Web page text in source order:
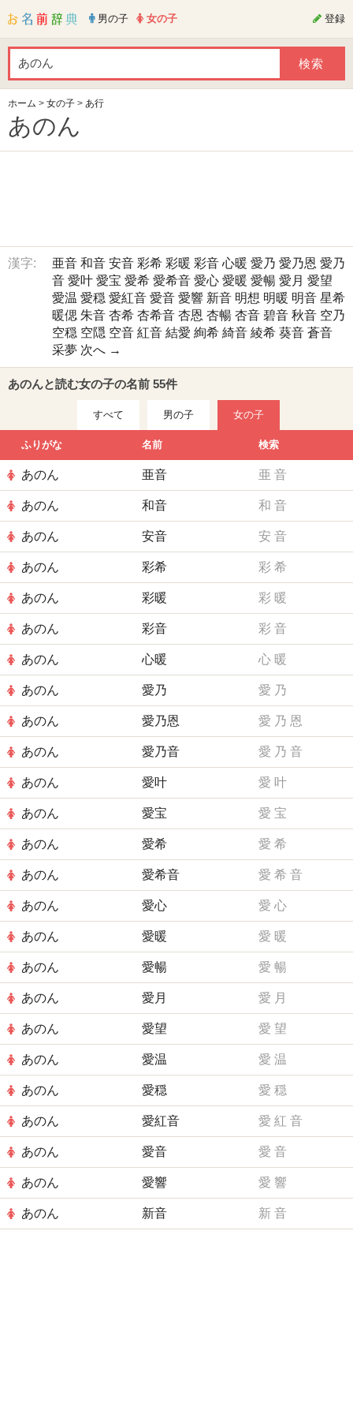
男の子 女の子 登録
ホーム > 女の子 > あ行
あのん
漢字: 亜音 和音 安音 彩希 彩暖 彩音 心暖 愛乃 愛乃恩 愛乃
音 愛叶 愛宝 愛希 愛希音 愛心 愛暖 愛暢 愛月 愛望
愛温 愛穏 愛紅音 愛音 愛響 新音 明想 明暖 明音 星希
暖偲 朱音 杏希 杏希音 杏恩 杏暢 杏音 碧音 秋音 空乃
空穏 空隠 空音 紅音 結愛 絢希 綺音 綾希 葵音 蒼音
采夢 次へ →
あのんと読む女の子の名前 55件
すべて 男の子 女の子
ふりがな 名前 検索
あのん 亜音 亜 音
あのん 和音 和 音
あのん 安音 安 音
あのん 彩希 彩 希
あのん 彩暖 彩 暖
あのん 彩音 彩 音
あのん 心暖 心 暖
あのん 愛乃 愛 乃
あのん 愛乃恩 愛 乃 恩
あのん 愛乃音 愛 乃 音
あのん 愛叶 愛 叶
あのん 愛宝 愛 宝
あのん 愛希 愛 希
あのん 愛希音 愛 希 音
あのん 愛心 愛 心
あのん 愛暖 愛 暖
あのん 愛暢 愛 暢
あのん 愛月 愛 月
あのん 愛望 愛 望
あのん 愛温 愛 温
あのん 愛穏 愛 穏
あのん 愛紅音 愛 紅 音
あのん 愛音 愛 音
あのん 愛響 愛 響
あのん 新音 新 音